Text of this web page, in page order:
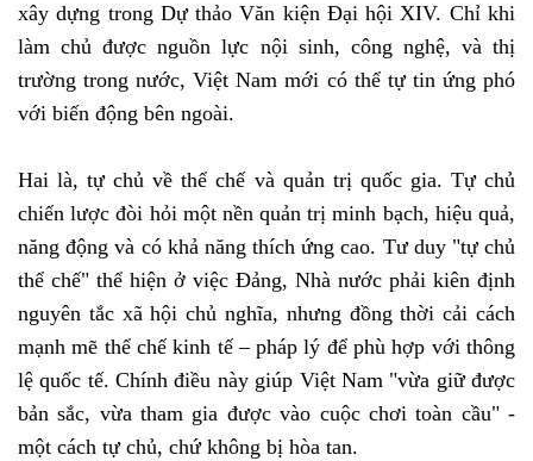
xây dựng trong Dự thảo Văn kiện Đại hội XIV. Chỉ khi
làm chủ được nguồn lực nội sinh, công nghệ, và thị
trường trong nước, Việt Nam mới có thể tự tin ứng phó
với biến động bên ngoài.
Hai là, tự chủ về thể chế và quản trị quốc gia. Tự chủ
chiến lược đòi hỏi một nền quản trị minh bạch, hiệu quả,
năng động và có khả năng thích ứng cao. Tư duy "tự chủ
thể chế" thể hiện ở việc Đảng, Nhà nước phải kiên định
nguyên tắc xã hội chủ nghĩa, nhưng đồng thời cải cách
mạnh mẽ thể chế kinh tế – pháp lý để phù hợp với thông
lệ quốc tế. Chính điều này giúp Việt Nam "vừa giữ được
bản sắc, vừa tham gia được vào cuộc chơi toàn cầu" -
một cách tự chủ, chứ không bị hòa tan.